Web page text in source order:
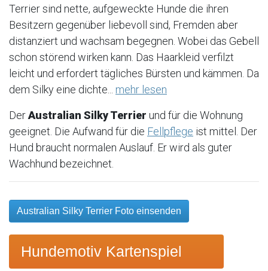
Terrier sind nette, aufgeweckte Hunde die ihren
Besitzern gegenüber liebevoll sind, Fremden aber
distanziert und wachsam begegnen. Wobei das Gebell
schon störend wirken kann. Das Haarkleid verfilzt
leicht und erfordert tägliches Bürsten und kämmen. Da
dem Silky eine dichte... mehr lesen
DerAustralian Silky Terrier und für die Wohnung
geeignet. Die Aufwand für die Fellpflege ist mittel. Der
Hund braucht normalen Auslauf. Er wird als guter
Wachhund bezeichnet.
Australian Silky Terrier Foto einsenden
Hundemotiv Kartenspiel